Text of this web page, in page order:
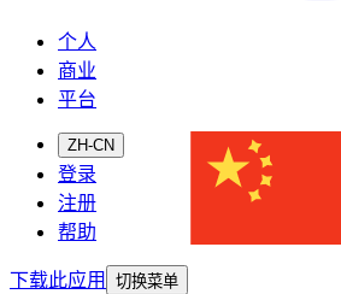
个人
商业
平台
ZH-CN
登录
注册
帮助
下载此应用
切换菜单